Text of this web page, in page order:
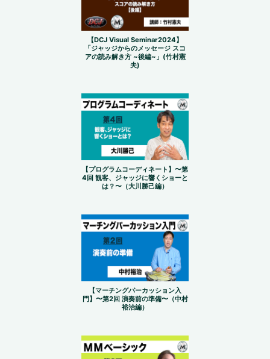
【DCJ Visual Seminar2024】
「ジャッジからのメッセージ スコ
アの読み解き方 ~後編~」(竹村憲
夫)
【プログラムコーディネート】〜第
4回 観客、ジャッジに響くショーと
は？〜（大川勝己編）
【マーチングパーカッション入
門】〜第2回 演奏前の準備〜（中村
裕治編）